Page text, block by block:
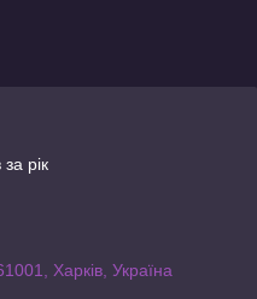
рік
Харків, Україна